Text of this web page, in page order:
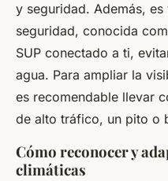
y seguridad. Además,
seguridad, conocida
SUP conectado a ti,
agua. Para ampliar la
es recomendable llevar
de alto tráfico, un pito o
Cómo reconocer y
climáticas